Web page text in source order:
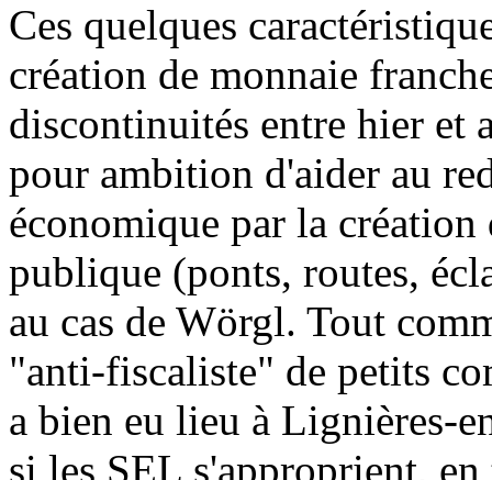
Ces quelques
création de monnaie
discontinuités entre hier et
pour ambition d'aider au
économique par la
publique (ponts, routes,
au cas de Wörgl. Tout
"anti-fiscaliste" de petits
a bien eu lieu à Lignières-
si les SEL s'approprient,